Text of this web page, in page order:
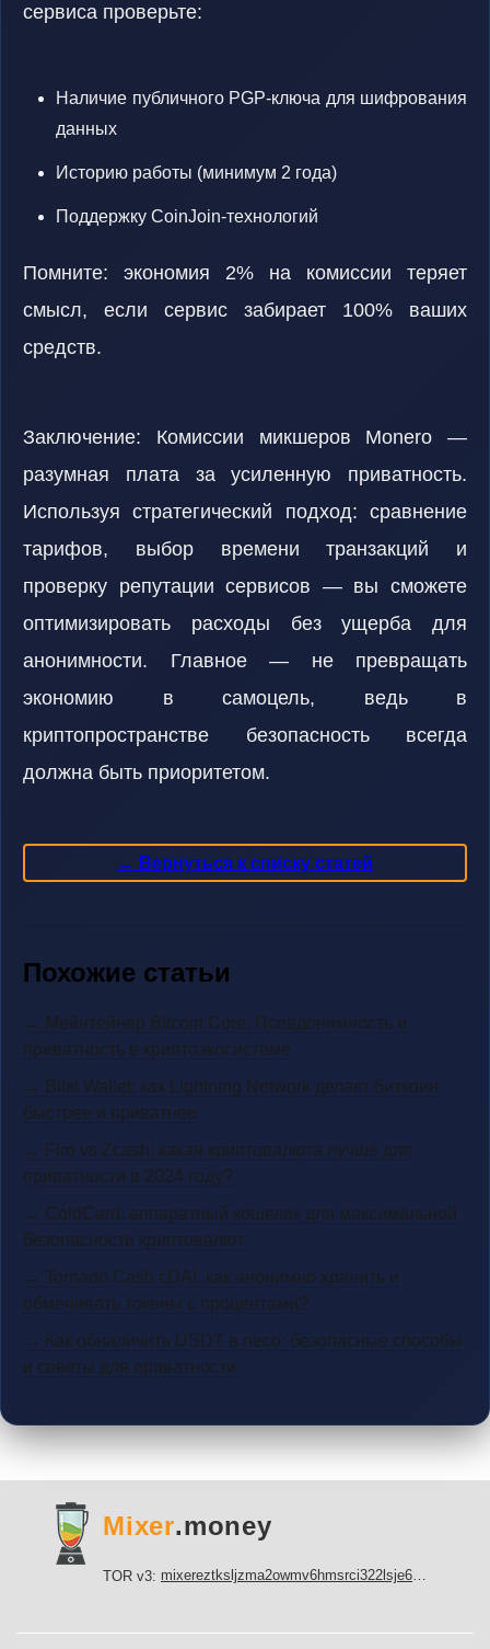
сервиса проверьте:
Наличие публичного PGP-ключа для шифрования
данных
Историю работы (минимум 2 года)
Поддержку CoinJoin-технологий
Помните: экономия 2% на комиссии теряет
смысл, если сервис забирает 100% ваших
средств.
Заключение: Комиссии микшеров Monero —
разумная плата за усиленную приватность.
Используя стратегический подход: сравнение
тарифов, выбор времени транзакций и
проверку репутации сервисов — вы сможете
оптимизировать расходы без ущерба для
анонимности. Главное — не превращать
экономию в самоцель, ведь в
криптопространстве безопасность всегда
должна быть приоритетом.
← Вернуться к списку статей
Похожие статьи
→ Мейнтейнер Bitcoin Core: Псевдонимность и
приватность в криптоэкосистеме
→ Blixt Wallet: как Lightning Network делает биткоин
быстрее и приватнее
→ Firo vs Zcash: какая криптовалюта лучше для
приватности в 2024 году?
→ ColdCard: аппаратный кошелек для максимальной
безопасности криптовалют
→ Tornado Cash cDAI: как анонимно хранить и
обменивать токены с процентами?
→ Как обналичить USDT в песо: безопасные способы
и советы для приватности
Mixer.money
TOR v3: mixereztksljzma2owmv6hmsrci322lsje6m3svicoddk3xbgvhd2fid.onion